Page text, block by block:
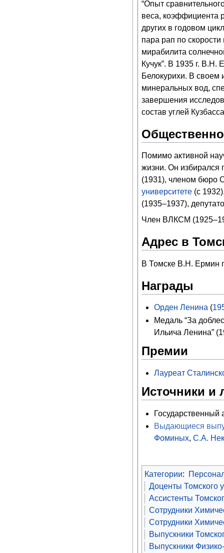
“Опыт
веса, коэффициента
других в годовом
пара рап по
мирабилита
Кучук”. В 1935 г.
Белокурихи. В своем
минеральных вод,
завершения
состав углей
Помимо активной
жизни. Он избирался
(1931), членом бюро
университете(с
(1935–1937),
Член ВЛКСМ
Адрес в
В Томске В.Н. Ермин
Награды
Орден Ленина (
Медаль “За
Ильича Ленина”
Премии
Лауреат
Источники и
Государственный
Выдающиеся
Фоминых,С.А.
Категории:
Доценты Томского
Ассистенты
Сотрудники
Сотрудники
Выпускники
Выпускники